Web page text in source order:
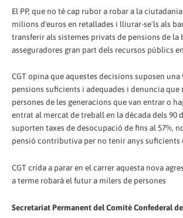
El PP, que no té cap rubor a robar a la
milions d'euros en retallades i lliurar-se'ls als
transferir als sistemes privats de pensions de la
asseguradores gran part dels recursos públics
CGT opina que aquestes decisions suposen
pensions suficients i adequades i denuncia que
persones de les generacions que van entrar o
entrat al mercat de treball en la dècada dels 90
suporten taxes de desocupació de fins al 57%,
pensió contributiva per no tenir anys suficients
CGT crida a parar en el carrer aquesta nova
a terme robarà el futur a milers de persones
Secretariat Permanent del Comitè Confederal de